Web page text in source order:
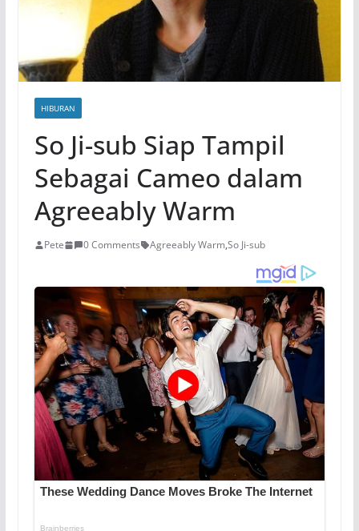
HIBURAN
So Ji-sub Siap Tampil
Sebagai Cameo dalam
Agreeably Warm
Pete 0 Comments Agreeably Warm,So Ji-sub